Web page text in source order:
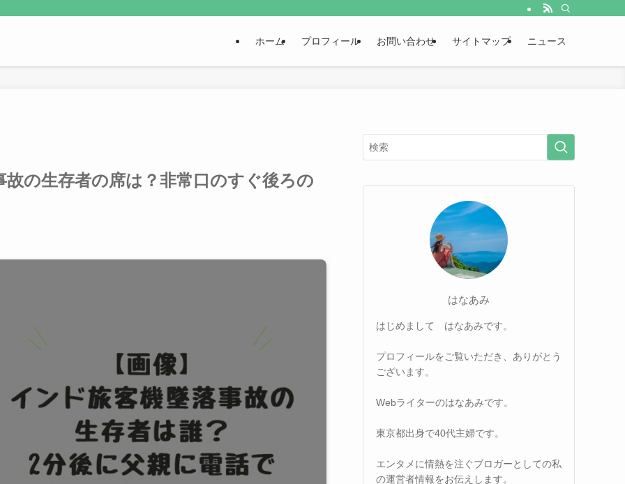
ホーム プロフィール お問い合わせ サイトマップ ニュース
の生存者の席は？非常口のすぐ後ろの
はなあみ
はじめまして はなあみです。
プロフィールをご覧いただき、ありがとう
ございます。
Webライターのはなあみです。
東京都出身で40代主婦です。
エンタメに情熱を注ぐブロガーとしての私
の運営者情報をお伝えします。